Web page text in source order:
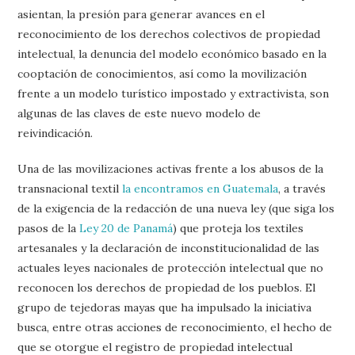
asientan, la presión para generar avances en el
reconocimiento de los derechos colectivos de propiedad
intelectual, la denuncia del modelo económico basado en la
cooptación de conocimientos, así como la movilización
frente a un modelo turístico impostado y extractivista, son
algunas de las claves de este nuevo modelo de
reivindicación.
Una de las movilizaciones activas frente a los abusos de la
transnacional textil la encontramos en Guatemala, a través
de la exigencia de la redacción de una nueva ley (que siga los
pasos de laLey 20 de Panamá) que proteja los textiles
artesanales y la declaración de inconstitucionalidad de las
actuales leyes nacionales de protección intelectual que no
reconocen los derechos de propiedad de los pueblos. El
grupo de tejedoras mayas que ha impulsado la iniciativa
busca, entre otras acciones de reconocimiento, el hecho de
que se otorgue el registro de propiedad intelectual